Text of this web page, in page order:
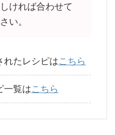
ければ合わせて
い。
れたレシピはこちら
一覧はこちら